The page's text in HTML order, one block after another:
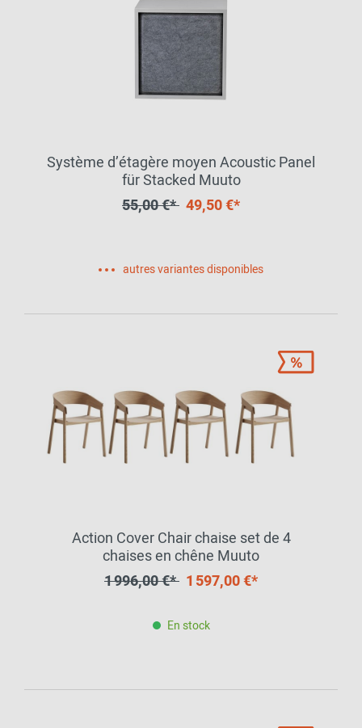
Système d’étagère moyen Acoustic Panel
für Stacked Muuto
55,00 €* 49,50 €*
autres variantes disponibles
Action Cover Chair chaise set de 4
chaises en chêne Muuto
1 996,00 €* 1 597,00 €*
En stock